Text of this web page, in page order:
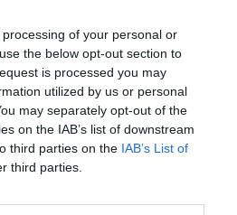
of your personal or
the below opt-out section to
is processed you may
utilized by us or personal
may separately opt-out of the
on the IAB’s list of downstream
third parties on the IAB’s List of
third parties.